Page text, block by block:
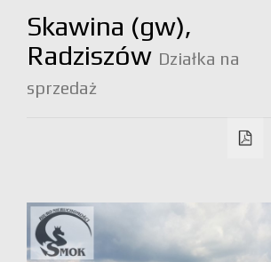
Skawina (gw),
Radziszów Działka na
sprzedaż